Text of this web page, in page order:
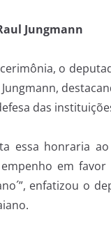
Jungmann
o
das
essa honraria
em favor
enfatizou o